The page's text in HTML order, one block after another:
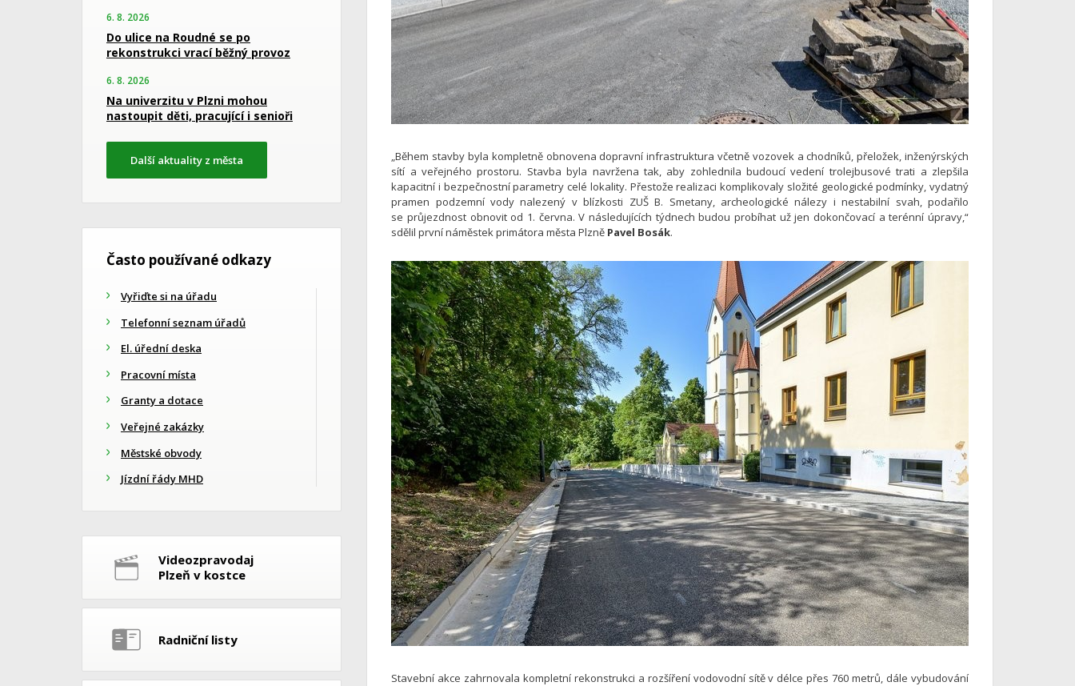
„Během stavby byla kompletně obnovena dopravní infrastruktura včetně vozovek a chodníků, přeložek, inženýrských
sítí a veřejného prostoru. Stavba byla navržena tak, aby zohlednila budoucí vedení trolejbusové trati a zlepšila
kapacitní i bezpečnostní parametry celé lokality. Přestože realizaci komplikovaly složité geologické podmínky, vydatný
pramen podzemní vody nalezený v blízkosti ZUŠ B. Smetany, archeologické nálezy i nestabilní svah, podařilo
se průjezdnost obnovit od 1. června. V následujících týdnech budou probíhat už jen dokončovací a terénní úpravy,“
sdělil první náměstek primátora města Plzně Pavel Bosák.
Stavební akce zahrnovala kompletní rekonstrukci a rozšíření vodovodní sítě v délce přes 760 metrů, dále vybudování
6. 8. 2026
Do ulice na Roudné se po
rekonstrukci vrací běžný provoz
6. 8. 2026
Na univerzitu v Plzni mohou
nastoupit děti, pracující i senioři
Další aktuality z města
Často používané odkazy
Vyřiďte si na úřadu
Telefonní seznam úřadů
El. úřední deska
Pracovní místa
Granty a dotace
Veřejné zakázky
Městské obvody
Jízdní řády MHD
Videozpravodaj
Plzeň v kostce
Radniční listy